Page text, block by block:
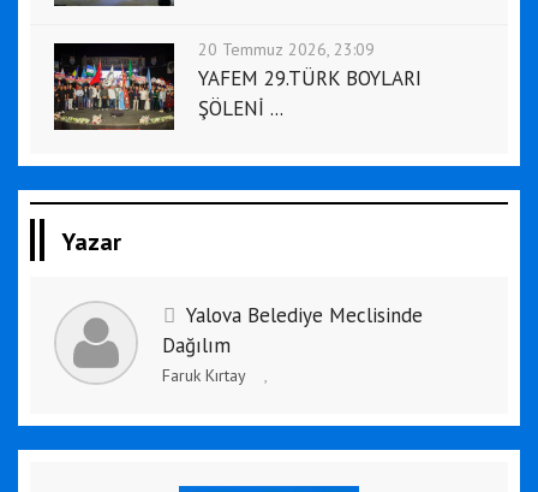
20 Temmuz 2026, 23:09
YAFEM 29.TÜRK BOYLARI
ŞÖLENİ ...
Yazar
Yalova Belediye Meclisinde
Dağılım
Faruk Kırtay ,